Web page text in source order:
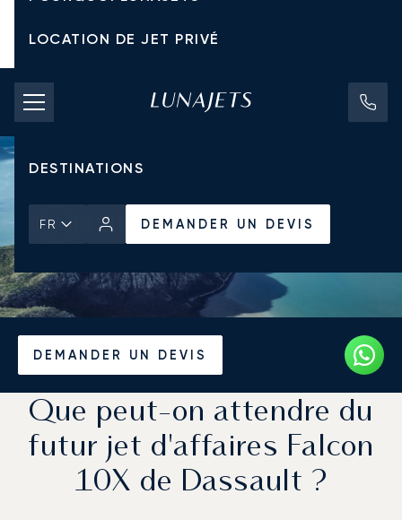
LOCATION DE JET PRIVÉ
TARIFS D'AFFRÈTEMENT
JETS PRIVÉS
DESTINATIONS
FR DEMANDER UN DEVIS
DEMANDER UN DEVIS
Que peut-on attendre du
futur jet d'affaires Falcon
10X de Dassault ?